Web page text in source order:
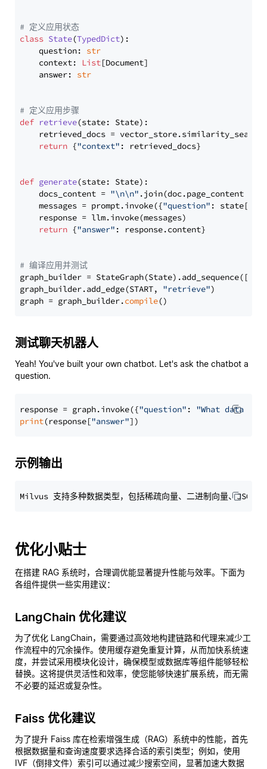
# 定义应用状态
class State(TypedDict):
    question:
str
    context:
List[Document]
    answer:
str
# 定义应用步骤
def retrieve(state: State):
retrieved_docs =
return {"context" : retrieved_docs}
def generate(state: State):
    docs_content =
"\n\n" .join(doc.page_content
    messages = prompt.invoke({
"question" : state[
    response = llm.invoke(messages)
return {"answer" : response.content}
# 编译应用并测试
graph_builder =
graph_builder.add_edge(START, "retrieve")
graph = graph_builder.compile
测试聊天机器人
Yeah! You've built your own chatbot. Let's ask the chatbot a
question.
response = graph.invoke({"question" : "What data
print(response["answer"
示例输出
优化小贴士
在搭建 RAG 系统时，合理调优能显著提升性能与效率。下面为
各组件提供一些实用建议：
LangChain 优化建议
为了优化 LangChain，需要通过高效地构建链路和代理来减少工
作流程中的冗余操作。使用缓存避免重复计算，从而加快系统速
度，并尝试采用模块化设计，确保模型或数据库等组件能够轻松
替换。这将提供灵活性和效率，使您能够快速扩展系统，而无需
不必要的延迟或复杂性。
Faiss 优化建议
为了提升 Faiss 库在检索增强生成（RAG）系统中的性能，首先
根据数据量和查询速度要求选择合适的索引类型；例如，使用
IVF（倒排文件）索引可以通过减少搜索空间，显著加速大数据